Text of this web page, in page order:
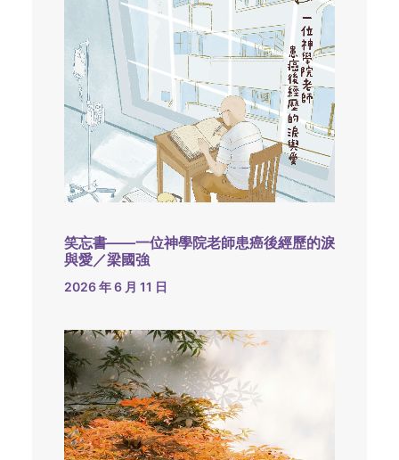
笑忘書——一位神學院老師患癌後經歷的淚
與愛／梁國強
2026 年 6 月 11 日